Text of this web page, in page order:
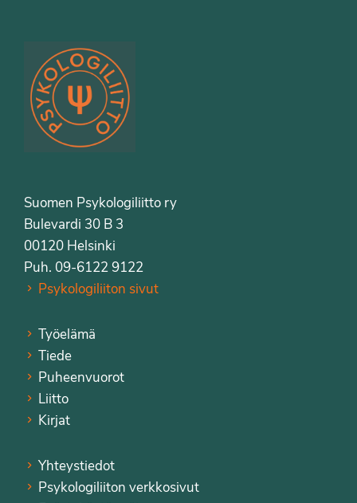
Suomen Psykologiliitto ry
Bulevardi 30 B 3
00120 Helsinki
Puh. 09-6122 9122
Psykologiliiton sivut
Työelämä
Tiede
Puheenvuorot
Liitto
Kirjat
Yhteystiedot
Psykologiliiton verkkosivut